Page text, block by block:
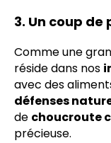
3. Un coup
Comme une
réside dans nos
avec des
défenses
de choucroute
précieuse.